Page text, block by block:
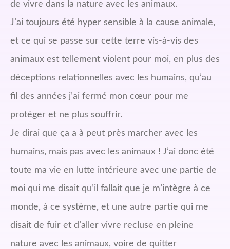
de vivre dans la nature avec les animaux.
J’ai toujours été hyper sensible à la cause animale,
et ce qui se passe sur cette terre vis-à-vis des
animaux est tellement violent pour moi, en plus des
déceptions relationnelles avec les humains, qu’au
fil des années j’ai fermé mon cœur pour me
protéger et ne plus souffrir.
Je dirai que ça a à peut près marcher avec les
humains, mais pas avec les animaux ! J’ai donc été
toute ma vie en lutte intérieure avec une partie de
moi qui me disait qu’il fallait que je m’intègre à ce
monde, à ce système, et une autre partie qui me
disait de fuir et d’aller vivre recluse en pleine
nature avec les animaux, voire de quitter